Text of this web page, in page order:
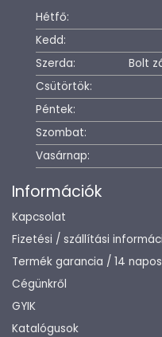
Hétfő:
Kedd:
Szerda:
Bolt
Csütörtök:
Péntek:
Szombat:
Vasárnap:
Információk
Kapcsolat
Fizetési / szállítási
Termék garancia / 14
Cégünkről
GYIK
Katalógusok